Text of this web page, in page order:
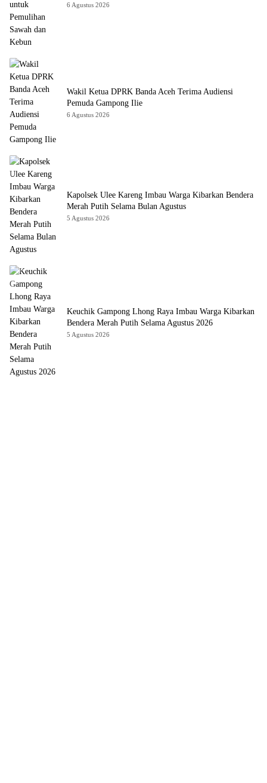
6 Agustus 2026
Wakil Ketua DPRK Banda Aceh Terima Audiensi
Pemuda Gampong Ilie
6 Agustus 2026
Kapolsek Ulee Kareng Imbau Warga Kibarkan Bendera
Merah Putih Selama Bulan Agustus
5 Agustus 2026
Keuchik Gampong Lhong Raya Imbau Warga Kibarkan
Bendera Merah Putih Selama Agustus 2026
5 Agustus 2026